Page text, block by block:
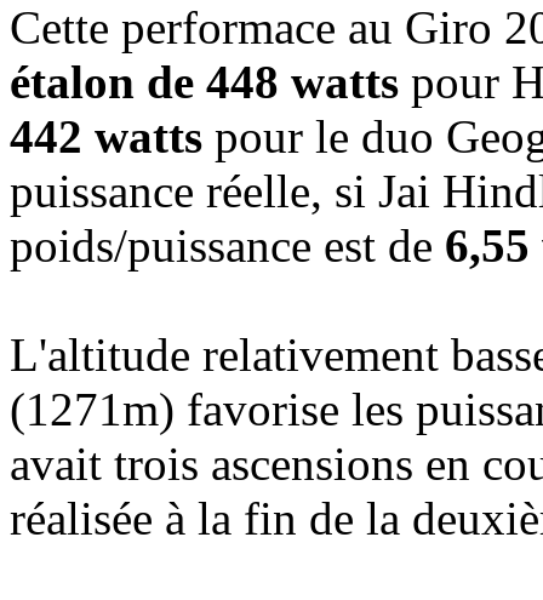
Cette performace au Giro
étalon de 448 watts pour
442 watts pour le duo
puissance réelle, si Jai
poids/puissance est de
L'altitude relativement
(1271m) favorise les
avait trois ascensions en
réalisée à la fin de la